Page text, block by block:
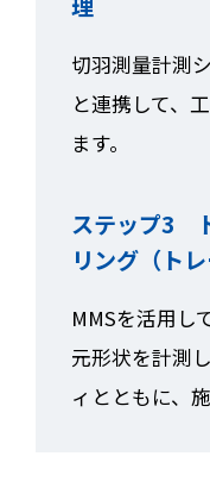
切羽測量計測
と連携して、
ます。
ステップ3
リング（ト
MMSを活用し
元形状を計測
ィとともに、